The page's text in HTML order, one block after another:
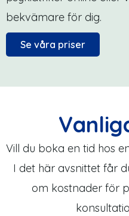
bekvämare för dig.
Se våra priser
Vill du boka en tid hos
I det här avsnittet får
om kostnader för